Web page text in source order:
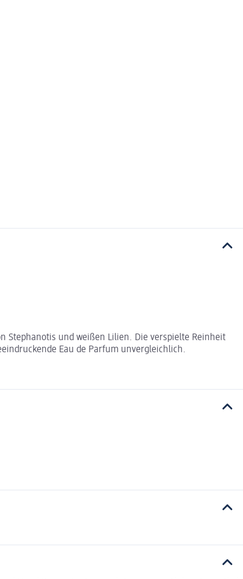
Stephanotis und weißen Lilien. Die verspielte Reinheit
Eau de Parfum unvergleichlich.